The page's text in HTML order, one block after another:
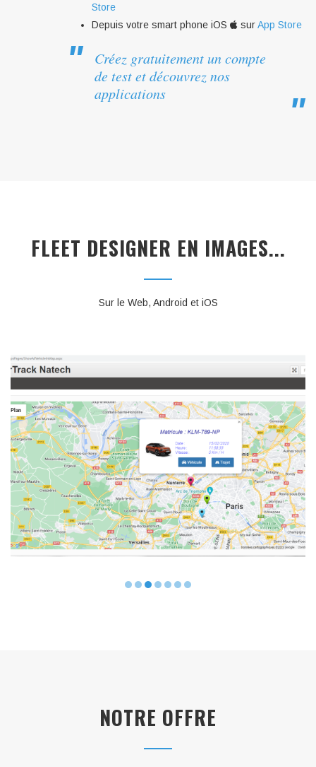
Store
Depuis votre smart phone iOS
surApp Store
Créez gratuitement un compte
de test et découvrez nos
applications
FLEET DESIGNER EN IMAGES...
Sur le Web, Android et iOS
GÉOLOCALISATION GLOBALE DU PARC
...
NOTRE OFFRE